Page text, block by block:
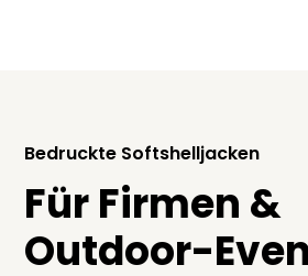
Bedruckte Softshelljacken
Für Firmen &
Outdoor-